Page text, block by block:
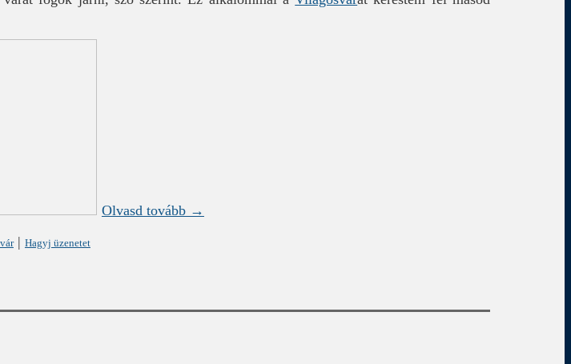
Olvasd tovább →
| Hagyj üzenetet